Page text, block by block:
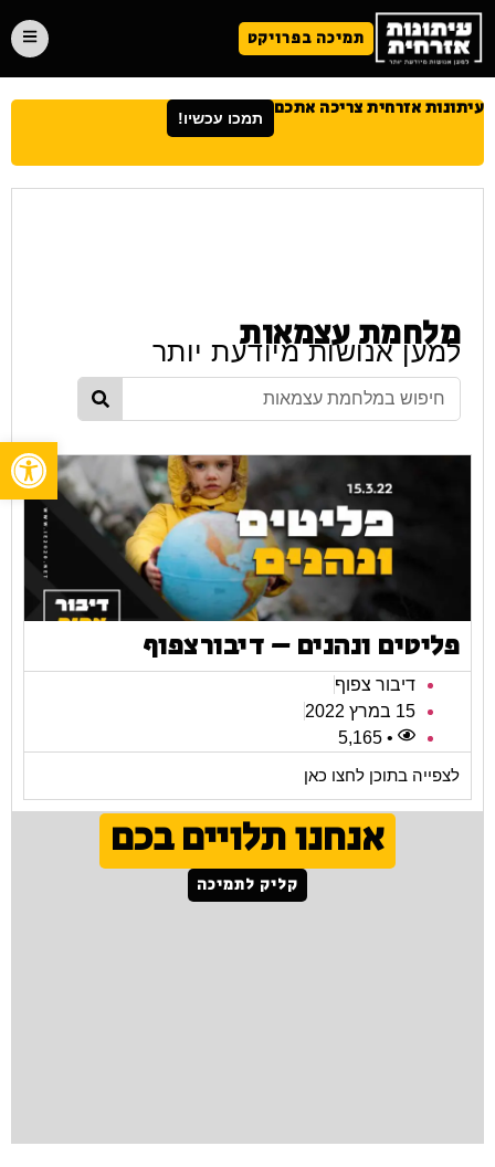
תמיכה בפרויקט
עיתונות אזרחית צריכה אתכם תמכו עכשיו!
מלחמת עצמאות
למען אנושות מיודעת יותר
פליטים ונהנים – דיבורצפוף
דיבור צפוף
15 במרץ 2022
• 5,165
לצפייה בתוכן לחצו כאן
אנחנו תלויים בכם
קליק לתמיכה